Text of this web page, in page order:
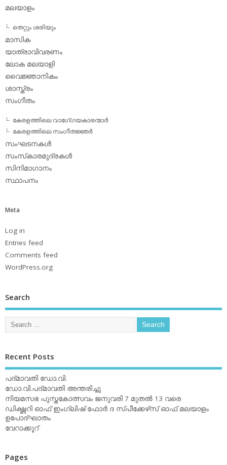
മലയാളം
തെറ്റും ശരിയും
മാസിക
യാത്രാവിവരണം
ലോക മലയാളി
വൈജ്ഞാനികം
ശാസ്ത്രം
സംഗീതം
കേരളത്തിലെ വാഗേ്ഗയകാരന്മാര്‍
കേരളത്തിലെ സംഗീതജ്ഞര്‍
സംഘടനകള്‍
സംസ്‌കാരമുദ്രകള്‍
സിനിമാഗാനം
സ്ഥാപനം
Meta
Log in
Entries feed
Comments feed
WordPress.org
Search
Recent Posts
പദ്മാവതി ഡോ.വി.
ഡോ.വി.പദ്മാവതി അന്തരിച്ചു
നിയമസഭ പുസ്തകോത്സവം ജനുവരി 7 മുതല്‍ 13 വരെ
ഡിക്ഷ്ണറി ഓഫ് ഇംഗ്ലിഷ് ഫോര്‍ ദ സ്പീക്കേഴ്‌സ് ഓഫ് മലയാളം
ഉപോദ്ഘാതം
വേറാക്കൂറ്
Pages